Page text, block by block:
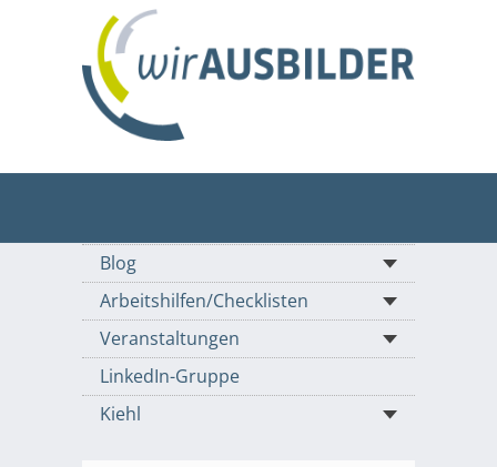
Blog
Arbeitshilfen/Checklisten
Veranstaltungen
LinkedIn-Gruppe
Kiehl